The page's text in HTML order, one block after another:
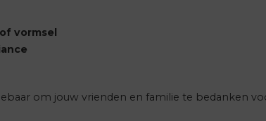
vormsel
om jouw vrienden en familie te bedanken